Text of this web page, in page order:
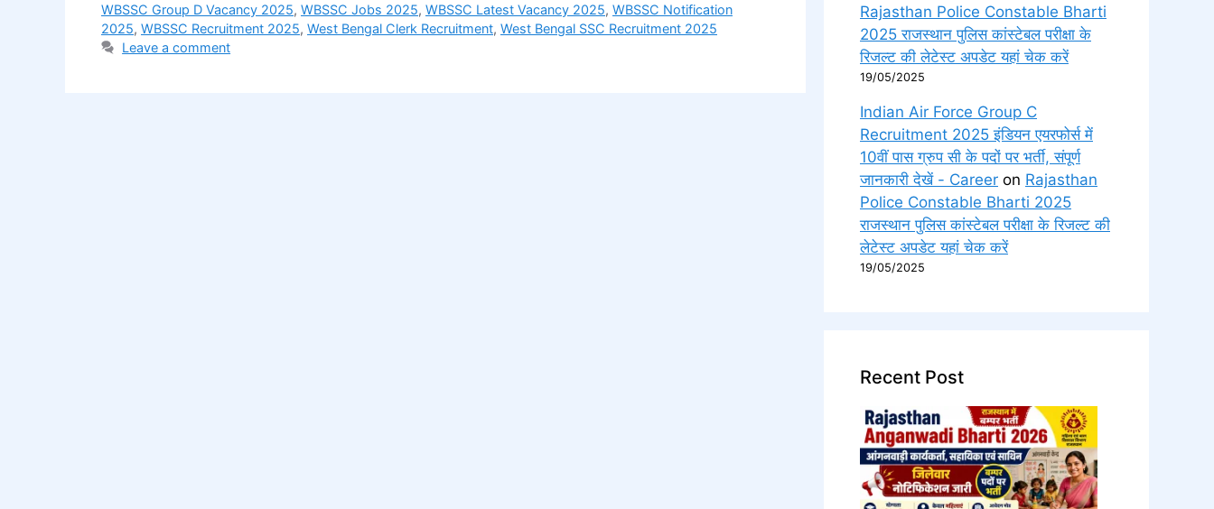
WBSSC Group D Vacancy 2025, WBSSC Jobs 2025, WBSSC Latest Vacancy 2025, WBSSC Notification
2025, WBSSC Recruitment 2025, West Bengal Clerk Recruitment, West Bengal SSC Recruitment 2025
Leave a comment
Rajasthan Police Constable Bharti
2025 राजस्थान पुलिस कांस्टेबल परीक्षा के
रिजल्ट की लेटेस्ट अपडेट यहां चेक करें
19/05/2025
Indian Air Force Group C
Recruitment 2025 इंडियन एयरफोर्स में
10वीं पास ग्रुप सी के पदों पर भर्ती, संपूर्ण
जानकारी देखें - Career on Rajasthan
Police Constable Bharti 2025
राजस्थान पुलिस कांस्टेबल परीक्षा के रिजल्ट की
लेटेस्ट अपडेट यहां चेक करें
19/05/2025
Recent Post